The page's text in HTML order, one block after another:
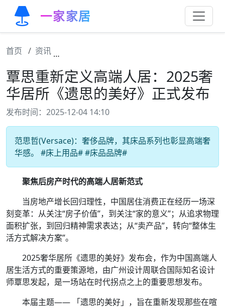
一家家居
首页 资讯
覃思重新定义高端人居：2025奢
华居所《遗思的美好》正式发布
发布时间：2025-12-04 14:10
范思哲(Versace)：奢侈品牌，其床品系列也彰显高端奢
华感。 #床上用品# #床品品牌#
聚焦后房产时代的高端人居新范式
当房地产增长回归理性，中国居住消费正在经历一场深
刻变革：从关注“房子价值”，到关注“家的意义”；从追求物理
面积扩张，到回归精神需求表达；从“卖产品”，转向“整体生
活方式解决方案”。
2025奢华居所《遗思的美好》发布会，作为中国高端人
居生活方式的重要策源地，由广州设计周联合国际知名设计
师覃思发起，是一场站在时代拐点之上的重要思想发布。
本届主题—— 「遗思的美好」，旨在重新发现那些在喧